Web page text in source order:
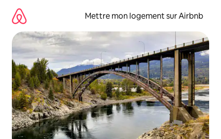
directement
contenu
Mettre mon logement sur Airbnb